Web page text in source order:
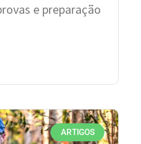
e preparação
ARTIGOS